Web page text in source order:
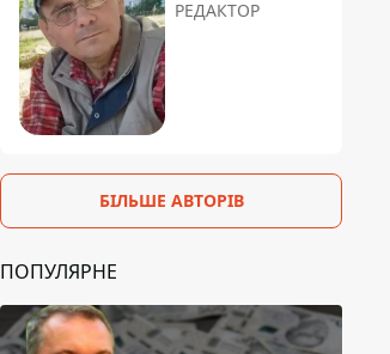
РЕДАКТОР
БІЛЬШЕ АВТОРІВ
ПОПУЛЯРНЕ